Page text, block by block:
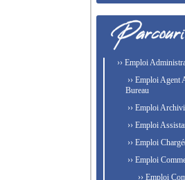
›› Emploi
›› Emploi Agent
Bureau
›› Emploi
›› Emploi
›› Emploi
›› Emploi
›› Emploi